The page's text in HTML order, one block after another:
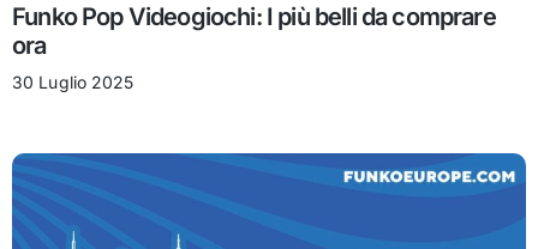
Funko Pop Videogiochi: I più belli da comprare
ora
30 Luglio 2025